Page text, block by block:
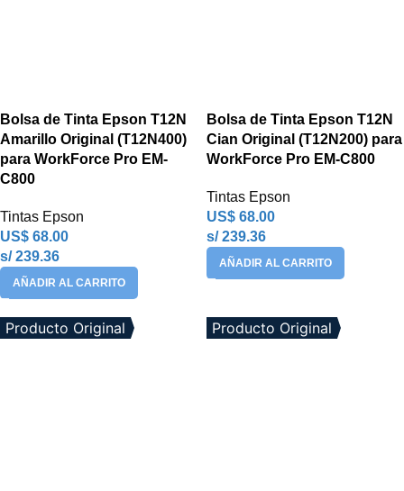
Bolsa de Tinta Epson T12N
Amarillo Original (T12N400)
para WorkForce Pro EM-
C800
Tintas Epson
US$ 68.00
s/ 239.36
AÑADIR AL CARRITO
Bolsa de Tinta Epson T12N
Cian Original (T12N200) para
WorkForce Pro EM-C800
Tintas Epson
US$ 68.00
s/ 239.36
AÑADIR AL CARRITO
Producto Original Producto Original